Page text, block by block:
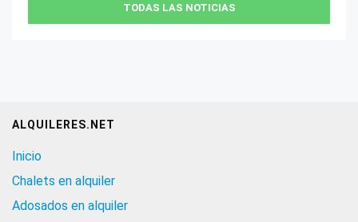
TODAS LAS NOTICIAS
ALQUILERES.NET
Inicio
Chalets en alquiler
Adosados en alquiler